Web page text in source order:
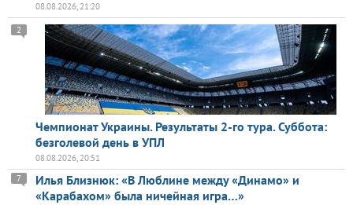
08.08.2026, 21:20
Чемпионат Украины. Результаты 2-го тура. Суббота:
безголевой день в УПЛ
2
08.08.2026, 20:51
Илья Близнюк: «В Люблине между «Динамо» и
«Карабахом» была ничейная игра…»
7